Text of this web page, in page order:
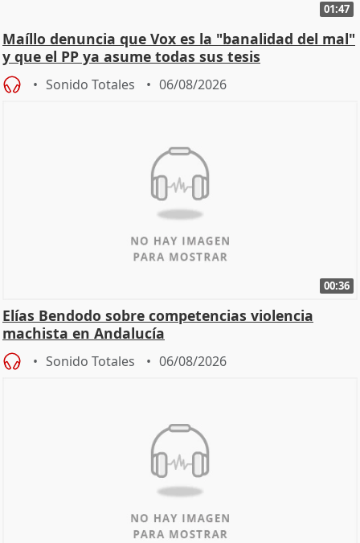
01:47
Maíllo denuncia que Vox es la "banalidad del mal"
y que el PP ya asume todas sus tesis
Sonido Totales 06/08/2026
00:36
Elías Bendodo sobre competencias violencia
machista en Andalucía
Sonido Totales 06/08/2026